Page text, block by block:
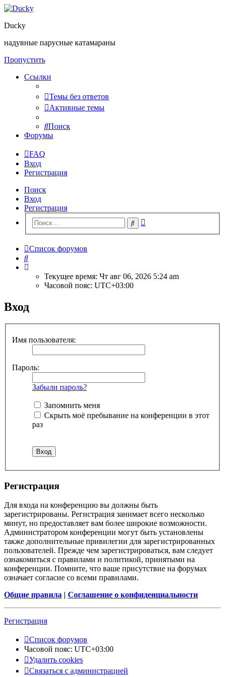
Ducky
надувные парусные катамараны
Пропустить
Ссылки
Темы без ответов
Активные темы
Поиск
Форумы
FAQ
Вход
Регистрация
Поиск
Вход
Регистрация
Поиск
Список форумов
Поиск
Текущее время: Чт авг 06, 2026 5:24 am
Часовой пояс: UTC+03:00
Вход
Имя пользователя:
Пароль:
Забыли пароль?
Запомнить меня
Скрыть моё пребывание на конференции в этот
раз
Регистрация
Для входа на конференцию вы должны быть
зарегистрированы. Регистрация занимает всего несколько
минут, но предоставляет вам более широкие возможности.
Администратором конференции могут быть установлены
также дополнительные привилегии для зарегистрированных
пользователей. Прежде чем зарегистрироваться, вам следует
ознакомиться с правилами и политикой, принятыми на
конференции. Помните, что ваше присутствие на форумах
означает согласие со всеми правилами.
Общие правила | Соглашение о конфиденциальности
Регистрация
Список форумов
Часовой пояс: UTC+03:00
Удалить cookies
Связаться с администрацией